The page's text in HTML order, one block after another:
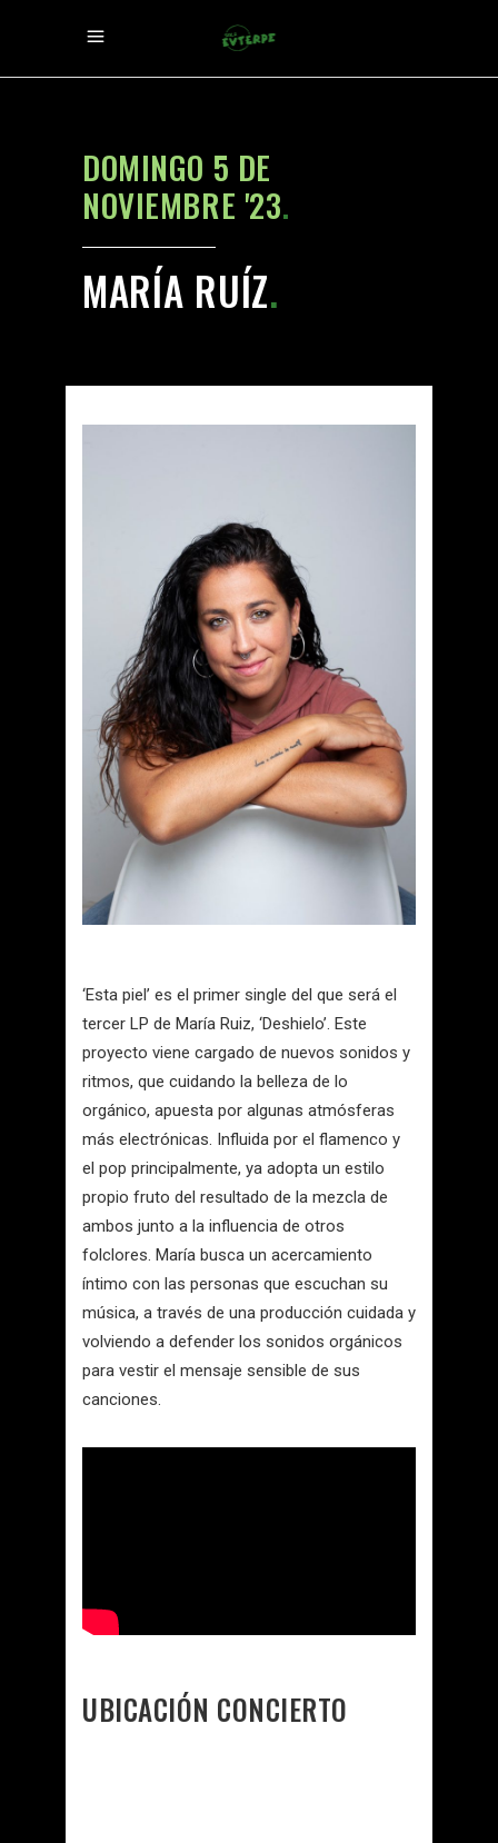
DOMINGO 5 DE
NOVIEMBRE '23.
MARÍA RUÍZ.
‘Esta piel’ es el primer single del que será el
tercer LP de María Ruiz, ‘Deshielo’. Este
proyecto viene cargado de nuevos sonidos y
ritmos, que cuidando la belleza de lo
orgánico, apuesta por algunas atmósferas
más electrónicas. Influida por el flamenco y
el pop principalmente, ya adopta un estilo
propio fruto del resultado de la mezcla de
ambos junto a la influencia de otros
folclores. María busca un acercamiento
íntimo con las personas que escuchan su
música, a través de una producción cuidada y
volviendo a defender los sonidos orgánicos
para vestir el mensaje sensible de sus
canciones.
UBICACIÓN CONCIERTO